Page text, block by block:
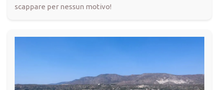
scappare per nessun motivo!